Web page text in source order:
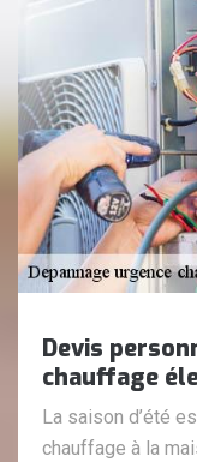
Devis
chauffage
La saison d’été
chauffage à la